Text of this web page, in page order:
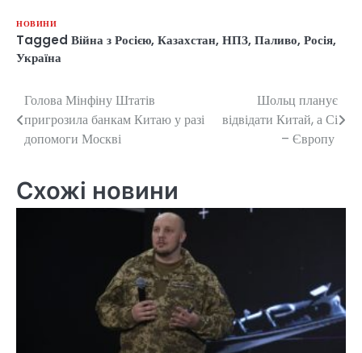
НОВИНИ
Tagged Війна з Росією, Казахстан, НПЗ, Паливо, Росія,
Україна
Навігація
записів
Голова Мінфіну Штатів
пригрозила банкам Китаю у разі
допомоги Москві
Шольц планує
відвідати Китай, а Сі
– Європу
Схожі новини